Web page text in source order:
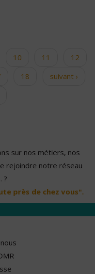
10 11
12
18
suivant ›
sur nos métiers, nos
rejoindre notre réseau
?
près de chez vous".